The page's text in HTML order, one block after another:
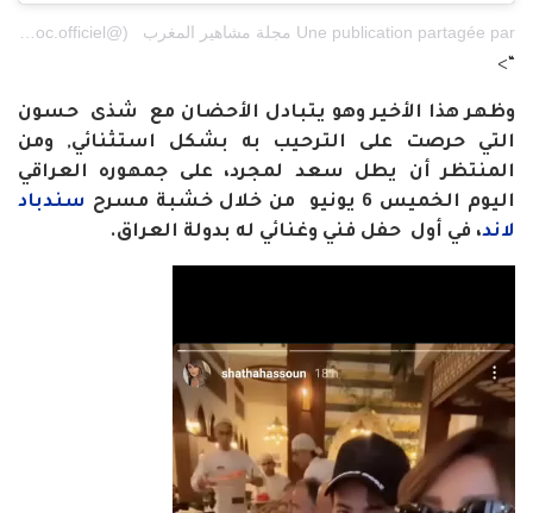
“>
وظهر هذا الأخير وهو يتبادل الأحضان مع شذى حسون
التي حرصت على الترحيب به بشكل استثنائي, ومن
المنتظر أن يطل سعد لمجرد، على جمهوره العراقي
اليوم الخميس 6 يونيو من خلال خشبة مسرح
سندباد
لاند، في أول حفل فني وغنائي له بدولة العراق.